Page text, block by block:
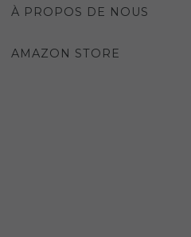
À PROPOS DE NOUS
AMAZON STORE